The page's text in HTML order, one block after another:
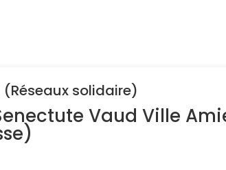
(Réseaux solidaire)
Vaud Ville